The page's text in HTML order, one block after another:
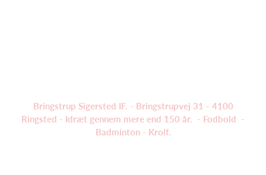
Bringstrup Sigersted IF. - Bringstrupvej 31 - 4100
Ringsted - Idræt gennem mere end 150 år. - Fodbold -
Badminton - Krolf.